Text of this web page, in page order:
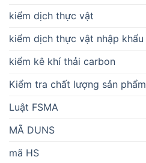
kiểm dịch thực vật
kiểm dịch thực vật nhập khẩu
kiểm kê khí thải carbon
Kiểm tra chất lượng sản phẩm
Luật FSMA
MÃ DUNS
mã HS